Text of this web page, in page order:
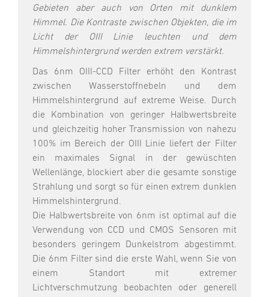
Gebieten aber auch von Orten mit dunklem
Himmel. Die Kontraste zwischen Objekten, die im
Licht der OIII Linie leuchten und dem
Himmelshintergrund werden extrem verstärkt.
Das 6nm OIII-CCD Filter erhöht den Kontrast
zwischen Wasserstoffnebeln und dem
Himmelshintergrund auf extreme Weise. Durch
die Kombination von geringer Halbwertsbreite
und gleichzeitig hoher Transmission von nahezu
100% im Bereich der OIII Linie liefert der Filter
ein maximales Signal in der gewüschten
Wellenlänge, blockiert aber die gesamte sonstige
Strahlung und sorgt so für einen extrem dunklen
Himmelshintergrund.
Die Halbwertsbreite von 6nm ist optimal auf die
Verwendung von CCD und CMOS Sensoren mit
besonders geringem Dunkelstrom abgestimmt.
Die 6nm Filter sind die erste Wahl, wenn Sie von
einem Standort mit extremer
Lichtverschmutzung beobachten oder generell